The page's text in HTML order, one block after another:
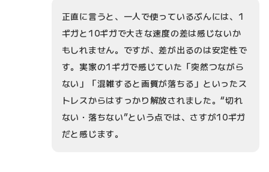
正直に言うと、一人で使っているぶんには、1
ギガと10ギガで大きな速度の差は感じないか
もしれません。ですが、差が出るのは安定性で
す。実家の1ギガで感じていた「突然つながら
ない」「混雑すると画質が落ちる」といったス
トレスからはすっかり解放されました。“切れ
ない・落ちない”という点では、さすが10ギガ
だと感じます。